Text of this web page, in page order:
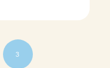
3